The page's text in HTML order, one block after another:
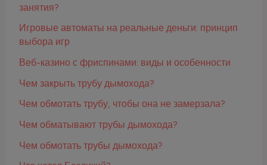
занятия?
Игровые автоматы на реальные деньги: принцип
выбора игр
Веб-казино с фриспинами: виды и особенности
Чем закрыть трубу дымохода?
Чем обмотать трубу, чтобы она не замерзала?
Чем обматывают трубы дымохода?
Чем обмотать трубы дымохода?